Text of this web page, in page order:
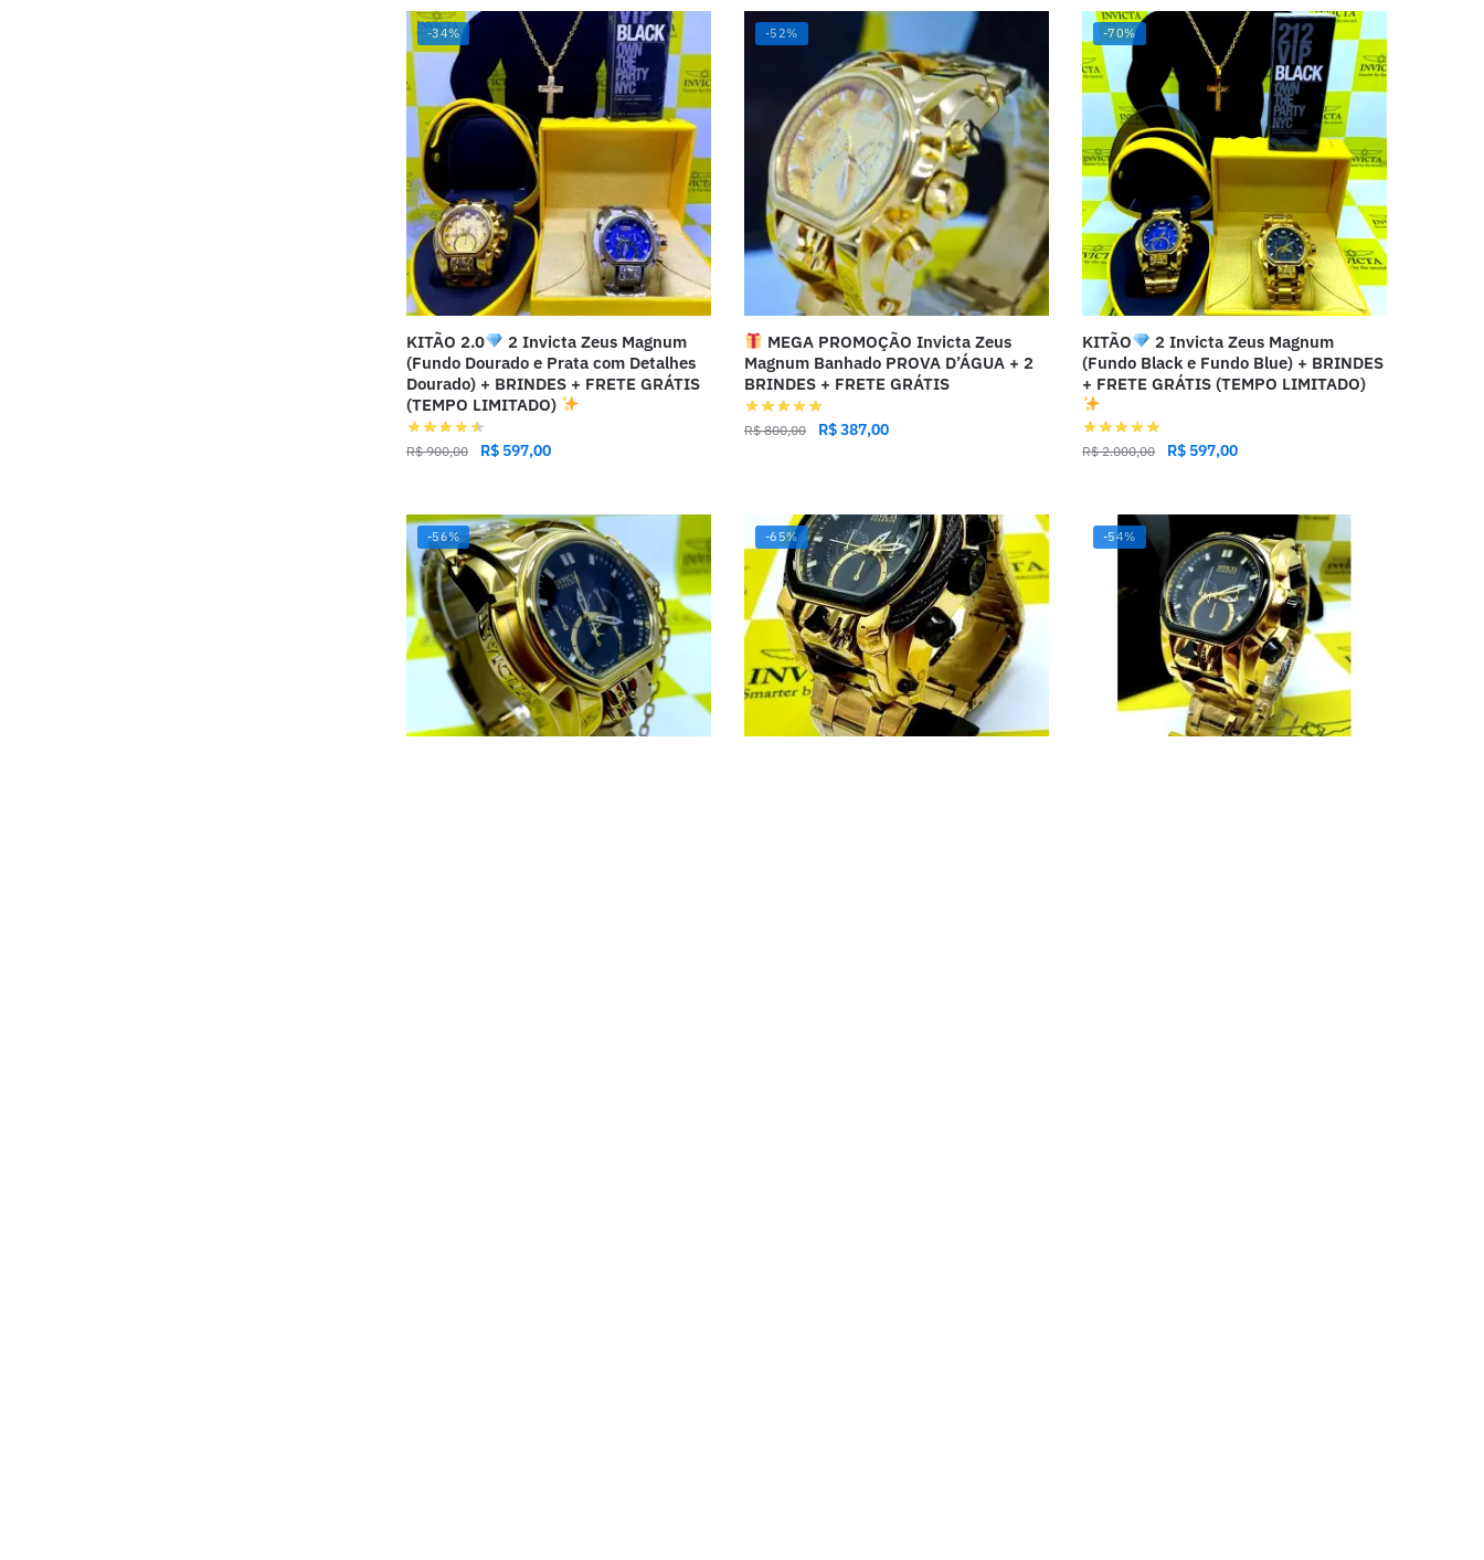
-34%
KITÃO 2.0
2 Invicta Zeus Magnum
(Fundo Dourado e Prata com Detalhes
Dourado) + BRINDES + FRETE GRÁTIS
(TEMPO LIMITADO)
R$900,00 R$597,00
-52%
MEGA PROMOÇÃO Invicta Zeus
Magnum Banhado PROVA D’ÁGUA + 2
BRINDES + FRETE GRÁTIS
R$800,00 R$387,00
-70%
KITÃO
2 Invicta Zeus Magnum
(Fundo Black e Fundo Blue) + BRINDES
+ FRETE GRÁTIS (TEMPO LIMITADO)
R$2.000,00 R$ 597,00
-56% -65% -54%